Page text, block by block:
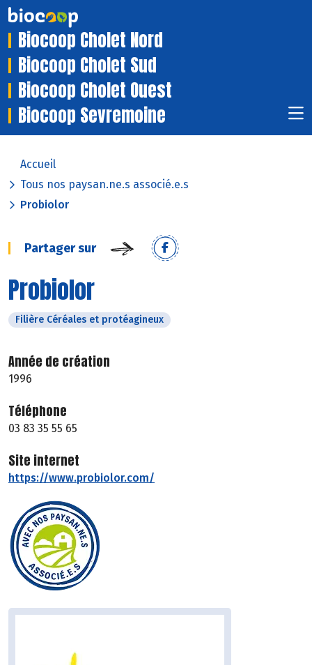
Biocoop Cholet Nord
Biocoop Cholet Sud
Biocoop Cholet Ouest
Biocoop Sevremoine
Accueil
Tous nos paysan.ne.s associé.e.s
Probiolor
Partager sur
Probiolor
Filière Céréales et protéagineux
Année de création
1996
Téléphone
03 83 35 55 65
Site internet
https://www.probiolor.com/